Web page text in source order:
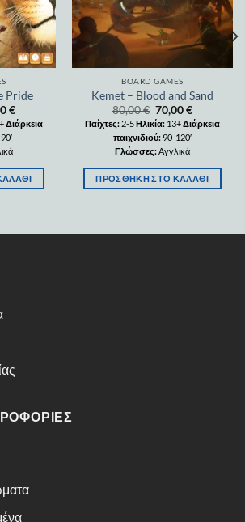
Pride
€
Διάρκεια
BOARD GAMES
Kemet – Blood and Sand
80,00€ 70,00€
Παίχτες: 2-5Ηλικία: 13+Διάρκεια
παιχνιδιού:90-120′
Γλώσσες:Αγγλικά
ΠΡΟΣΘΉΚΗ ΣΤΟ ΚΑΛΆΘΙ